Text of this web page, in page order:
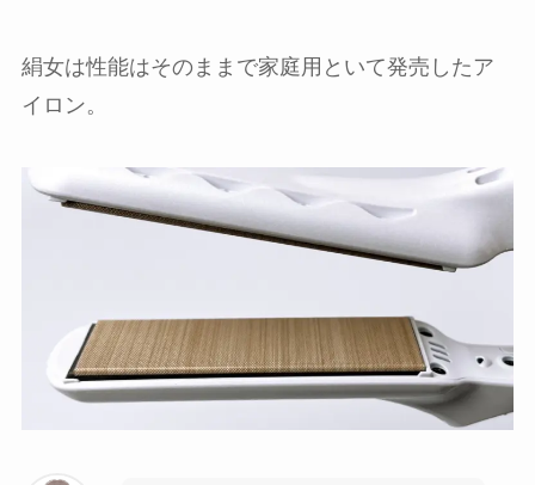
絹女は性能はそのままで家庭用といて発売したア
イロン。